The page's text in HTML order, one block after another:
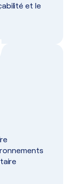
et le